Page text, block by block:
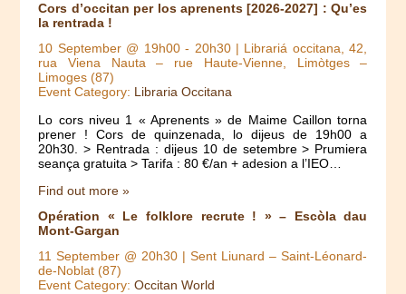
Cors d’occitan per los aprenents [2026-2027] : Qu’es
la rentrada !
10 September @ 19h00- 20h30| Librariá occitana, 42,
rua Viena Nauta – rue Haute-Vienne, Limòtges –
Limoges (87)
Event Category: Libraria Occitana
Lo cors niveu 1 « Aprenents » de Maime Caillon torna
prener ! Cors de quinzenada, lo dijeus de 19h00 a
20h30. > Rentrada : dijeus 10 de setembre > Prumiera
seança gratuita > Tarifa : 80 €/an + adesion a l’IEO…
Find out more »
Opération « Le folklore recrute ! » – Escòla dau
Mont-Gargan
11 September @ 20h30 | Sent Liunard – Saint-Léonard-
de-Noblat (87)
Event Category:Occitan World